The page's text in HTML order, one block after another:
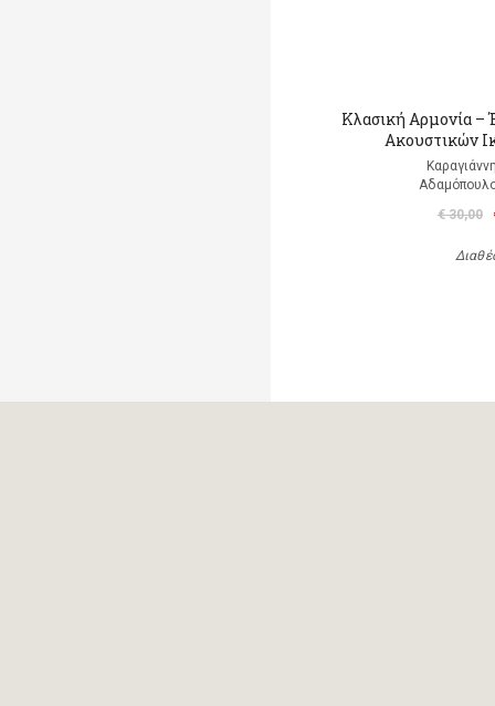
Κλασική Αρμονία –
Ακουστικών
€ 30,00